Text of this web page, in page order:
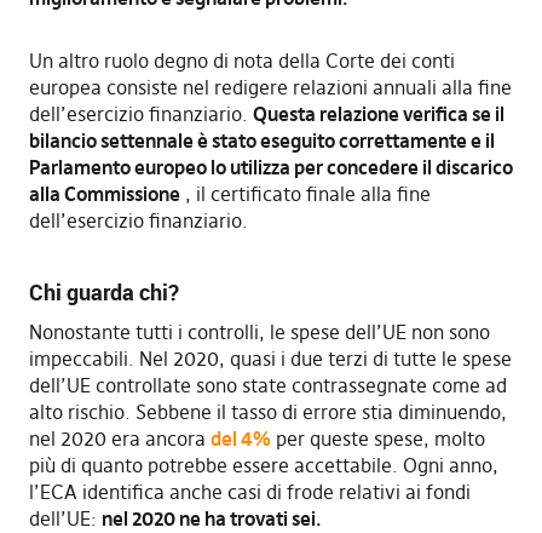
Un altro ruolo degno di nota della Corte dei conti
europea consiste nel redigere relazioni annuali alla fine
dell’esercizio finanziario. Questa relazione verifica se il
bilancio settennale è stato eseguito correttamente e il
Parlamento europeo lo utilizza per concedere il discarico
alla Commissione, il certificato finale alla fine
dell’esercizio finanziario.
Chi guarda chi?
Nonostante tutti i controlli, le spese dell’UE non sono
impeccabili. Nel 2020, quasi i due terzi di tutte le spese
dell’UE controllate sono state contrassegnate come ad
alto rischio. Sebbene il tasso di errore stia diminuendo,
nel 2020 era ancora del 4%per queste spese, molto
più di quanto potrebbe essere accettabile. Ogni anno,
l’ECA identifica anche casi di frode relativi ai fondi
dell’UE: nel 2020 ne ha trovati sei.